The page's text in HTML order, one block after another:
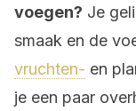
voegen? Je
smaak en de
vruchten- en
je een paar